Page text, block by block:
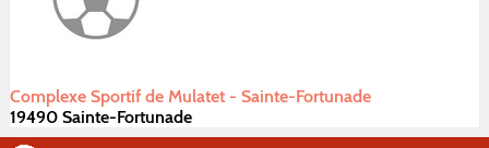
Complexe Sportif de Mulatet - Sainte-Fortunade
19490 Sainte-Fortunade